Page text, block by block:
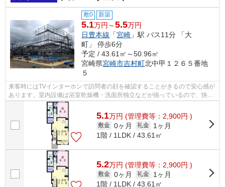
敷0 新築
5.1万円～5.5万円
日豊本線 「宮崎 」駅 バス11分 「大
町」 停歩6分
予定 / 43.61㎡～50.96㎡
宮崎県宮崎市吉村町北中甲１２６５番地
５
来客時にはTVインターホンで訪問者の顔を確認することがきるので安心感が
あります。室内設備は浴室乾燥機・洗面所独立などが揃っているので、快適
に過ごしやすいお部屋になります。防...
5.1万円 (管理費等：2,900円 )
敷金 0ヶ月 礼金
1ヶ月
1階 / 1LDK / 43.61㎡
5.2万円 (管理費等：2,900円 )
敷金 0ヶ月 礼金
1ヶ月
1階 / 1LDK / 43.61㎡